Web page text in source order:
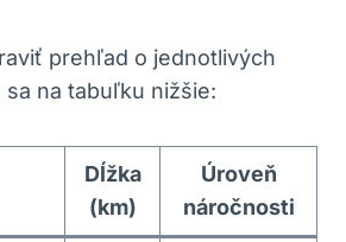
prehľad o jednotlivých
na tabuľku nižšie:
Dĺžka
(km)
Úroveň
náročnosti